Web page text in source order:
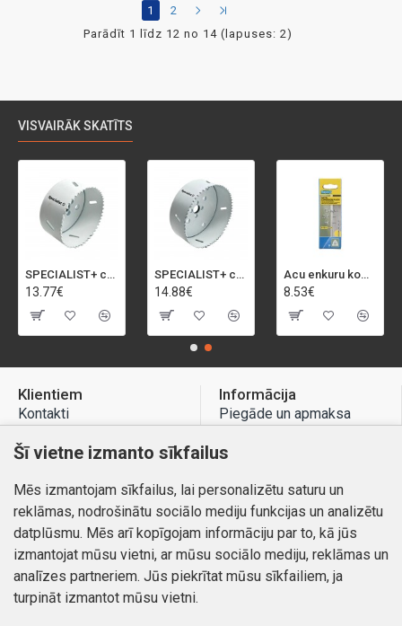
1
2
Parādīt 1 līdz 12 no 14 (lapuses: 2)
VISVAIRĀK SKATĪTS
SPECIALIST+ caurumu zāģis BI-METAL, 92 mm
13.77€
SPECIALIST+ caurumu zāģis BI-METAL, 98 mm
14.88€
Acu enkuru komplekts, 3-13 mm, Rapid, 12 gab.
8.53€
Klientiem
Kontakti
Preču atgriešana
Mans profils
Pasūtījumi
Informācija
Piegāde un apmaksa
Atteikuma tiesības
Kontakti
Šī vietne izmanto sīkfailus
Mēs izmantojam sīkfailus, lai personalizētu saturu un
reklāmas, nodrošinātu sociālo mediju funkcijas un analizētu
datplūsmu. Mēs arī kopīgojam informāciju par to, kā jūs
izmantojat mūsu vietni, ar mūsu sociālo mediju, reklāmas un
analīzes partneriem. Jūs piekrītat mūsu sīkfailiem, ja
turpināt izmantot mūsu vietni.